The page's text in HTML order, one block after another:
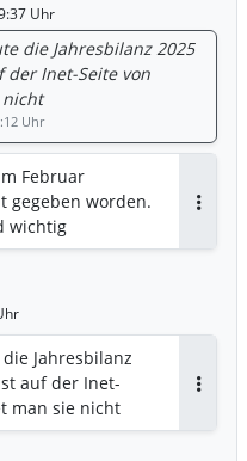
Uhr
die Jahresbilanz 2025
der Inet-Seite von
nicht
Uhr
Februar
gegeben worden.
wichtig
Jahresbilanz
auf der Inet-
man sie nicht